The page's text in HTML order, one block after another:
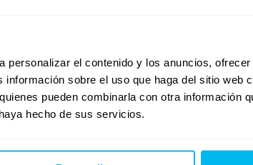
personalizar el contenido y los anuncios,
sobre el uso que haga del sitio web
pueden combinarla con otra información
hecho de sus servicios.